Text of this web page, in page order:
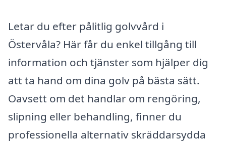
Letar du efter pålitlig golvvård i
Östervåla? Här får du enkel tillgång till
information och tjänster som hjälper dig
att ta hand om dina golv på bästa sätt.
Oavsett om det handlar om rengöring,
slipning eller behandling, finner du
professionella alternativ skräddarsydda